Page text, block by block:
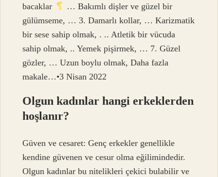
bacaklar
… Bakımlı dişler ve güzel bir
gülümseme, … 3. Damarlı kollar, … Karizmatik
bir sese sahip olmak, . .. Atletik bir vücuda
sahip olmak, .. Yemek pişirmek, … 7. Güzel
gözler, … Uzun boylu olmak, Daha fazla
makale…•3 Nisan 2022
Olgun kadınlar hangi erkeklerden
hoşlanır?
Güven ve cesaret: Genç erkekler genellikle
kendine güvenen ve cesur olma eğilimindedir.
Olgun kadınlar bu nitelikleri çekici bulabilir ve